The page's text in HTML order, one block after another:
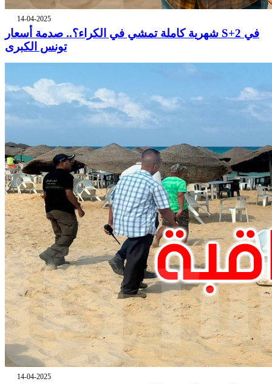
14-04-2025
شهرية كاملة تمشي في الكراء؟.. صدمة أسعار S+2 في
تونس الكبرى
14-04-2025